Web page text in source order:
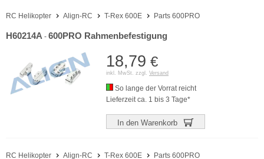
RC Helikopter Align-RC T-Rex 600E Parts 600PRO
H60214A - 600PRO Rahmenbefestigung
18,79 €
inkl. MwSt. zzgl. Versand
So lange der Vorrat reicht
Lieferzeit ca. 1 bis 3 Tage*
In den Warenkorb
RC Helikopter Align-RC T-Rex 600E Parts 600PRO